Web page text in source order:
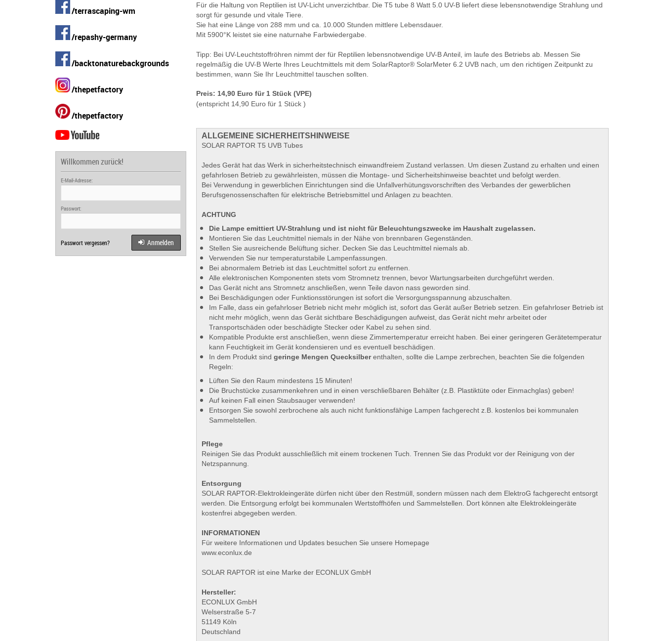
Für die Haltung von Reptilien ist UV-Licht unverzichtbar. Die T5 tube 8 Watt 5.0 UV-B liefert diese lebensnotwendige Strahlung und
sorgt für gesunde und vitale Tiere.
Sie hat eine Länge von 288 mm und ca. 10.000 Stunden mittlere Lebensdauer.
Mit 5900°K leistet sie eine naturnahe Farbwiedergabe.
Tipp: Bei UV-Leuchtstoffröhren nimmt der für Reptilien lebensnotwendige UV-B Anteil, im laufe des Betriebs ab. Messen Sie
regelmäßig die UV-B Werte Ihres Leuchtmittels mit dem SolarRaptor® SolarMeter 6.2 UVB nach, um den richtigen Zeitpunkt zu
bestimmen, wann Sie Ihr Leuchtmittel tauschen sollten.
Preis: 14,90 Euro für 1 Stück (VPE)
(entspricht 14,90 Euro für 1 Stück )
ALLGEMEINE SICHERHEITSHINWEISE
SOLAR RAPTOR T5 UVB Tubes
Jedes Gerät hat das Werk in sicherheitstechnisch einwandfreiem Zustand verlassen. Um diesen Zustand zu erhalten und einen
gefahrlosen Betrieb zu gewährleisten, müssen die Montage- und Sicherheitshinweise beachtet und befolgt werden.
Bei Verwendung in gewerblichen Einrichtungen sind die Unfallverhütungsvorschriften des Verbandes der gewerblichen
Berufsgenossenschaften für elektrische Betriebsmittel und Anlagen zu beachten.
ACHTUNG
Die Lampe emittiert UV-Strahlung und ist nicht für Beleuchtungszwecke im Haushalt zugelassen.
Montieren Sie das Leuchtmittel niemals in der Nähe von brennbaren Gegenständen.
Stellen Sie ausreichende Belüftung sicher. Decken Sie das Leuchtmittel niemals ab.
Verwenden Sie nur temperaturstabile Lampenfassungen.
Bei abnormalem Betrieb ist das Leuchtmittel sofort zu entfernen.
Alle elektronischen Komponenten stets vom Stromnetz trennen, bevor Wartungsarbeiten durchgeführt werden.
Das Gerät nicht ans Stromnetz anschließen, wenn Teile davon nass geworden sind.
Bei Beschädigungen oder Funktionsstörungen ist sofort die Versorgungsspannung abzuschalten.
Im Falle, dass ein gefahrloser Betrieb nicht mehr möglich ist, sofort das Gerät außer Betrieb setzen. Ein gefahrloser Betrieb ist
nicht mehr möglich, wenn das Gerät sichtbare Beschädigungen aufweist, das Gerät nicht mehr arbeitet oder
Transportschäden oder beschädigte Stecker oder Kabel zu sehen sind.
Kompatible Produkte erst anschließen, wenn diese Zimmertemperatur erreicht haben. Bei einer geringeren Gerätetemperatur
kann Feuchtigkeit im Gerät kondensieren und es eventuell beschädigen.
In dem Produkt sind geringe Mengen Quecksilberenthalten, sollte die Lampe zerbrechen, beachten Sie die folgenden
Regeln:
Lüften Sie den Raum mindestens 15 Minuten!
Die Bruchstücke zusammenkehren und in einen verschließbaren Behälter (z.B. Plastiktüte oder Einmachglas) geben!
Auf keinen Fall einen Staubsauger verwenden!
Entsorgen Sie sowohl zerbrochene als auch nicht funktionsfähige Lampen fachgerecht z.B. kostenlos bei kommunalen
Sammelstellen.
Pflege
Reinigen Sie das Produkt ausschließlich mit einem trockenen Tuch. Trennen Sie das Produkt vor der Reinigung von der
Netzspannung.
Entsorgung
SOLAR RAPTOR-Elektrokleingeräte dürfen nicht über den Restmüll, sondern müssen nach dem ElektroG fachgerecht entsorgt
werden. Die Entsorgung erfolgt bei kommunalen Wertstoffhöfen und Sammelstellen. Dort können alte Elektrokleingeräte
kostenfrei abgegeben werden.
INFORMATIONEN
Für weitere Informationen und Updates besuchen Sie unsere Homepage
www.econlux.de
SOLAR RAPTOR ist eine Marke der ECONLUX GmbH
Hersteller:
ECONLUX GmbH
Welserstraße 5-7
51149 Köln
Deutschland
/terrascaping-wm
/repashy-germany
/backtonaturebackgrounds
/thepetfactory
/thepetfactory
Willkommen zurück!
E-Mail-Adresse:
Passwort:
Passwort vergessen? Anmelden